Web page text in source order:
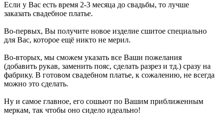
Если у Вас есть время 2-3 месяца до свадьбы, то лучше
заказать свадебное платье.
Во-первых, Вы получите новое изделие сшитое специально
для Вас, которое ещё никто не мерил.
Во-вторых, мы сможем указать все Ваши пожелания
(добавить рукав, заменить пояс, сделать разрез и тд.) сразу на
фабрику. В готовом свадебном платье, к сожалению, не всегда
можно это сделать.
Ну и самое главное, его сошьют по Вашим приближенным
меркам, так чтобы оно сидело идеально!